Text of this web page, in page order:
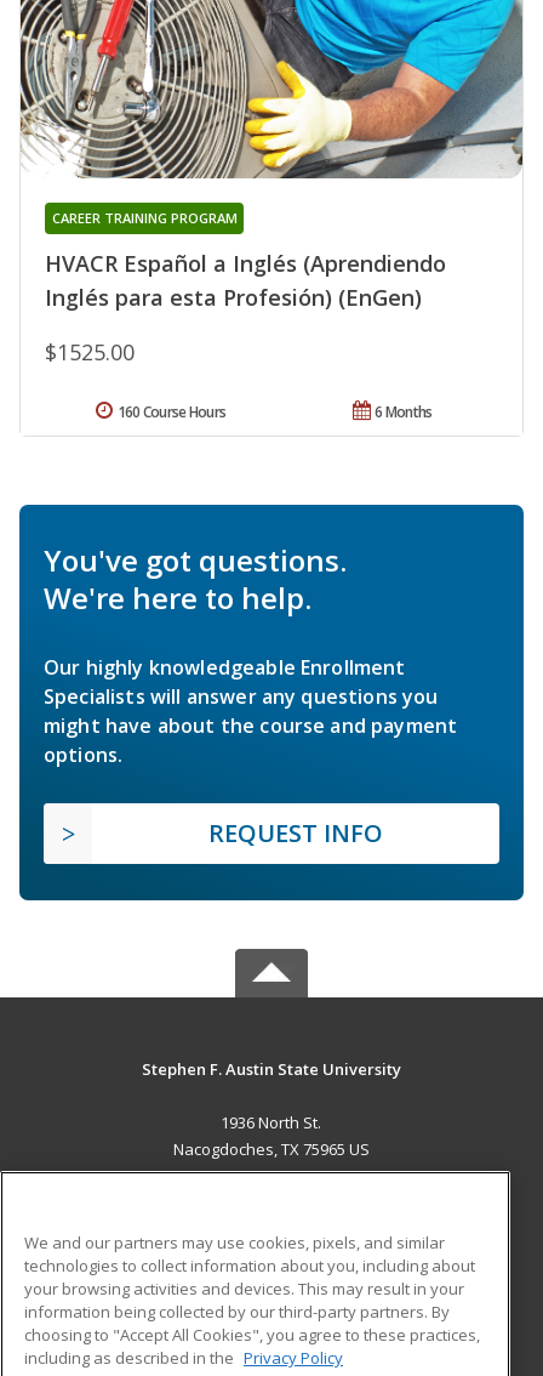
HVACR Español a Inglés (Aprendiendo
Inglés para esta Profesión) (EnGen)
CAREER TRAINING PROGRAM
$1525.00
6 Months
160 Course Hours
You've got questions.
We're here to help.
Our highly knowledgeable Enrollment
Specialists will answer any questions you
might have about the course and payment
options.
REQUEST INFO
Stephen F. Austin State University
1936 North St.
Nacogdoches, TX 75965 US
ADDITIONAL RESOURCES
Military
Financial Assistance
Help
Student Blog
We and our partners may use cookies, pixels, and similar
technologies to collect information about you, including about
your browsing activities and devices. This may result in your
information being collected by our third-party partners. By
choosing to "Accept All Cookies", you agree to these practices,
including as described in the Privacy Policy